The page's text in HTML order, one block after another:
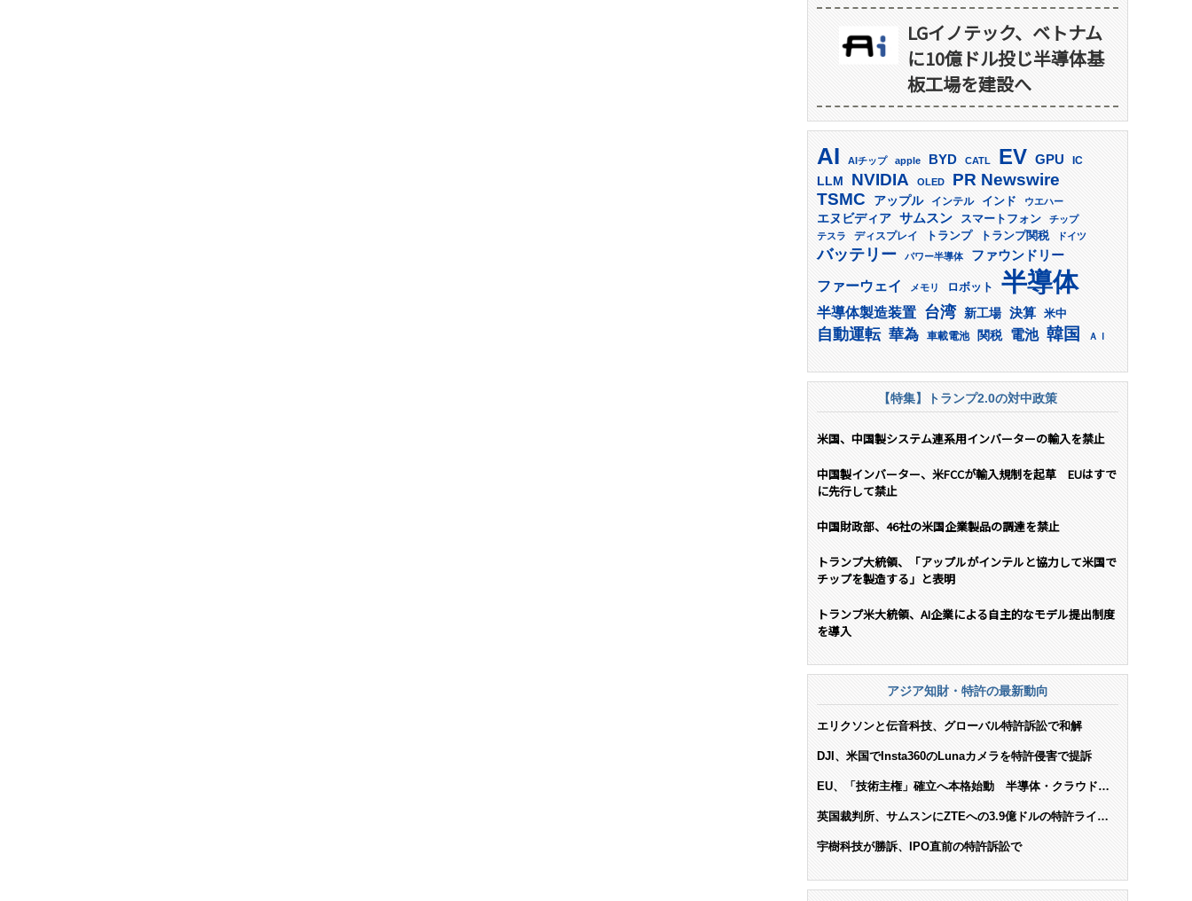
LGイノテック、ベトナム
に10億ドル投じ半導体基
板工場を建設へ
AI AIチップ apple BYD CATL EV GPU IC
LLM NVIDIA OLED PR Newswire
TSMC アップル インテル インド ウエハー
エヌビディア サムスン スマートフォン
チップ
テスラ
ディスプレイ トランプ トランプ関税 ドイツ
バッテリー パワー半導体 ファウンドリー
ファーウェイ メモリ ロボット 半導体
半導体製造装置 台湾 新工場 決算 米中
自動運転 華為 車載電池 関税 電池 韓国 ＡＩ
【特集】トランプ2.0の対中政策
米国、中国製システム連系用インバーターの輸入を禁止
中国製インバーター、米FCCが輸入規制を起草 EUはすで
に先行して禁止
中国財政部、46社の米国企業製品の調達を禁止
トランプ大統領、「アップルがインテルと協力して米国で
チップを製造する」と表明
トランプ米大統領、AI企業による自主的なモデル提出制度
を導入
アジア知財・特許の最新動向
エリクソンと伝音科技、グローバル特許訴訟で和解
DJI、米国でInsta360のLunaカメラを特許侵害で提訴
EU、「技術主権」確立へ本格始動 半導体・クラウド・
英国裁判所、サムスンにZTEへの3.9億ドルの特許ライセ
宇樹科技が勝訴、IPO直前の特許訴訟で